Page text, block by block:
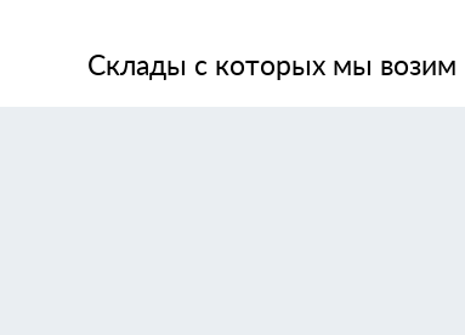
Склады с которых мы возим